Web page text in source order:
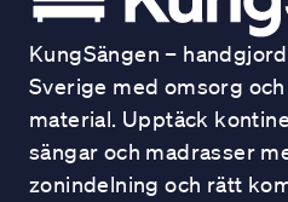
KungSängen –
Sverige med omsorg
material. Upptäck
sängar och madrasser
zonindelning och rätt